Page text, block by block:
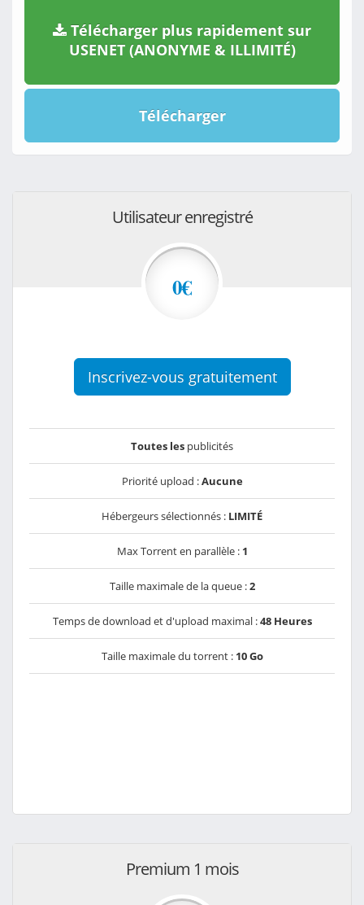
Télécharger plus rapidement sur
USENET (ANONYME & ILLIMITÉ)
Télécharger
Utilisateur enregistré
0€
Inscrivez-vous gratuitement
Toutes les publicités
Priorité upload :Aucune
Hébergeurs sélectionnés : LIMITÉ
Max Torrent en parallèle : 1
Taille maximale de la queue :2
Temps de download et d'upload maximal :48 Heures
Taille maximale du torrent : 10 Go
Premium 1 mois